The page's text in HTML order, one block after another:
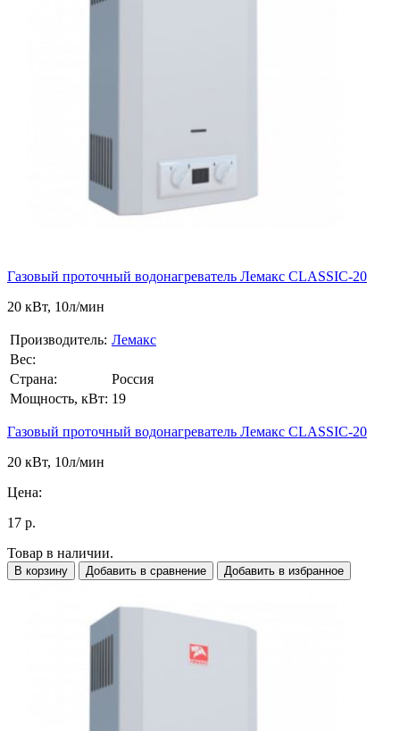
Газовый проточный водонагреватель Лемакс CLASSIC-20
20 кВт, 10л/мин
Производитель: Лемакс
Вес:
Страна:
Россия
Мощность, кВт: 19
Газовый проточный водонагреватель Лемакс CLASSIC-20
20 кВт, 10л/мин
Цена:
17 р.
Товар в наличии.
В корзину Добавить в сравнение Добавить в избранное